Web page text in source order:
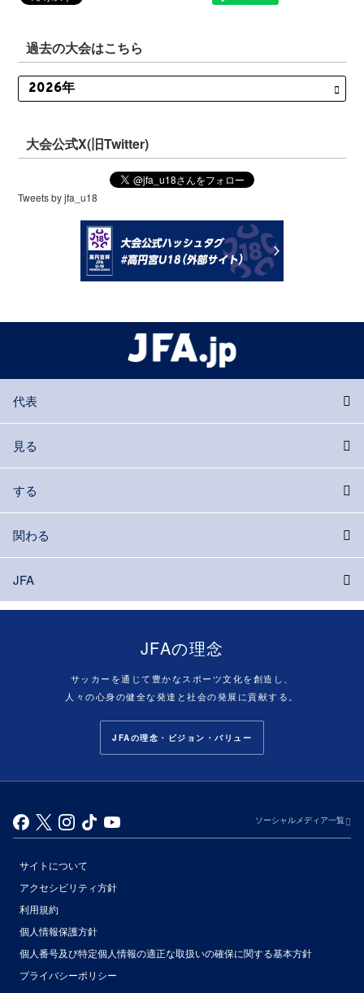
過去の大会はこちら
大会公式X(旧Twitter)
Tweets by jfa_u18
代表
見る
する
関わる
JFA
JFAの理念
サッカーを通じて豊かなスポーツ文化を創造し、
人々の心身の健全な発達と社会の発展に貢献する。
JFAの理念・ビジョン・バリュー
ソーシャルメディア一覧
サイトについて
アクセシビリティ方針
利用規約
個人情報保護方針
個人番号及び特定個人情報の適正な取扱いの確保に関する基本方針
プライバシーポリシー